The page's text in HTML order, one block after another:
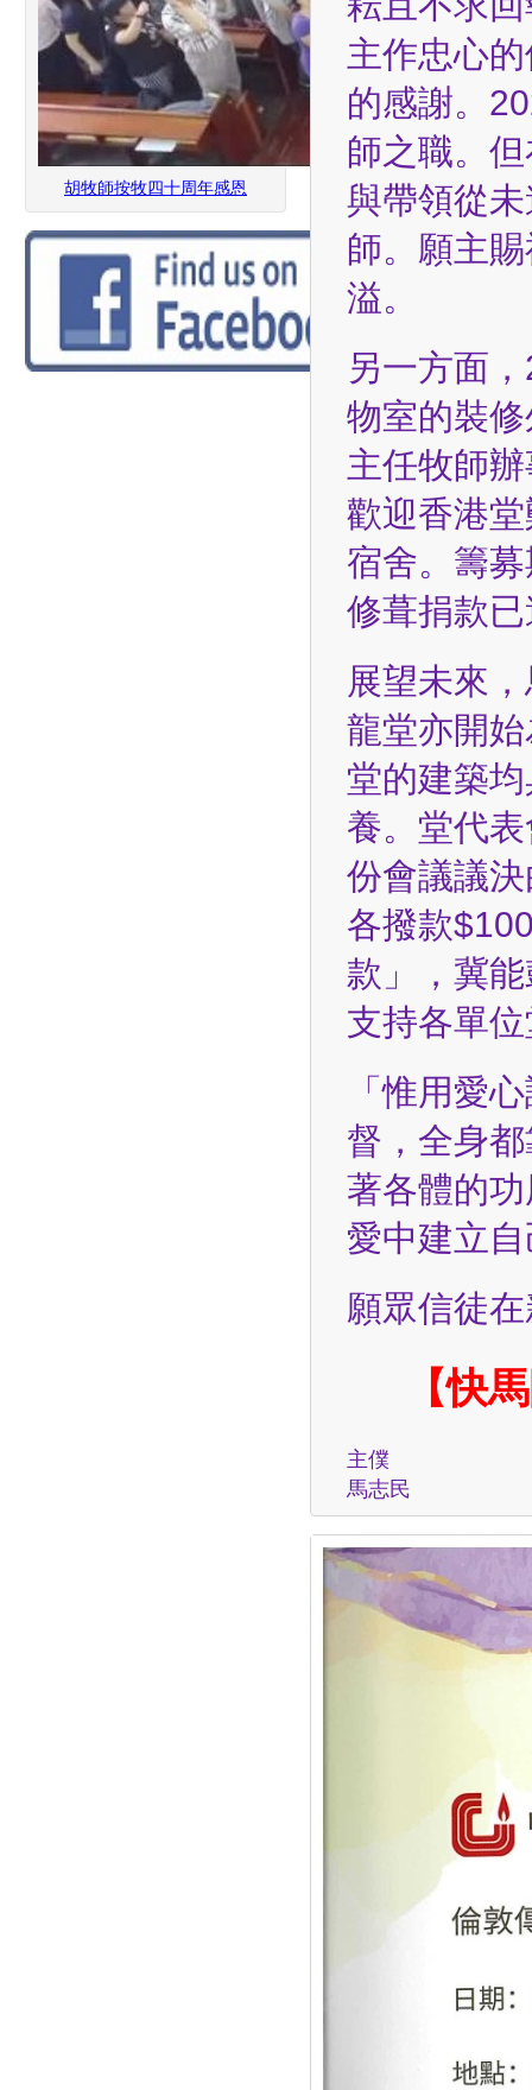
胡牧師按牧四十周年感恩
主作忠心
的感謝。
師之職。
與帶領從
師。願主
溢。
另一方面
物室的裝
主任牧師
歡迎香港
宿舍。籌
修葺捐款
展望未來
龍堂亦開
堂的建築
養。堂代
份會議議
各撥款
款」，冀
支持各單
「惟用愛
督，全身
著各體的
愛中建立
願眾信徒
【快
主僕
馬志民